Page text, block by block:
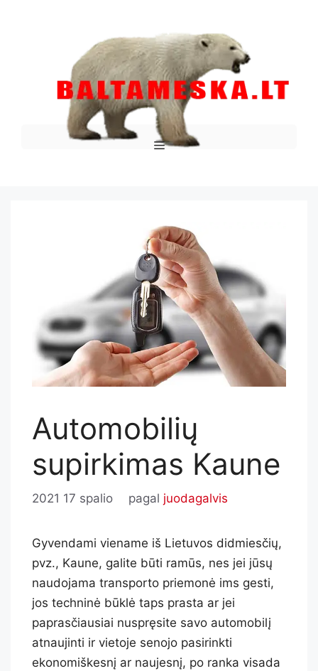
Automobilių
supirkimas Kaune
2021 17 spalio pagal juodagalvis
Gyvendami viename iš Lietuvos didmiesčių,
pvz., Kaune, galite būti ramūs, nes jei jūsų
naudojama transporto priemonė ims gesti,
jos techninė būklė taps prasta ar jei
paprasčiausiai nuspręsite savo automobilį
atnaujinti ir vietoje senojo pasirinkti
ekonomiškesnį ar naujesnį, po ranka visada